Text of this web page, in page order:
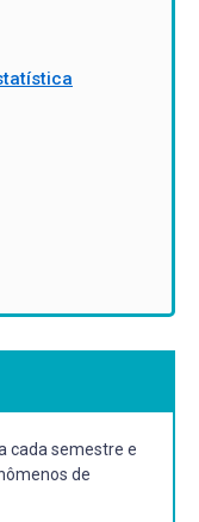
cada semestre e
de